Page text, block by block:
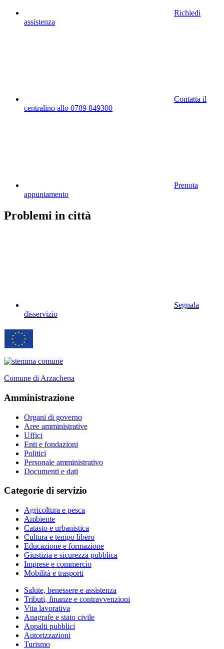
Richiedi
assistenza
Contatta il
centralino allo 0789 849300
Prenota
appuntamento
Problemi in città
Segnala
disservizio
Comune di Arzachena
Amministrazione
Organi di governo
Aree amministrative
Uffici
Enti e fondazioni
Politici
Personale amministrativo
Documenti e dati
Categorie di servizio
Agricoltura e pesca
Ambiente
Catasto e urbanistica
Cultura e tempo libero
Educazione e formazione
Giustizia e sicurezza pubblica
Imprese e commercio
Mobilità e trasporti
Salute, benessere e assistenza
Tributi, finanze e contravvenzioni
Vita lavorativa
Anagrafe e stato civile
Appalti pubblici
Autorizzazioni
Turismo